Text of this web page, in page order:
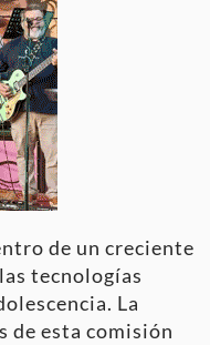
de un creciente
tecnologías
La
de esta comisión